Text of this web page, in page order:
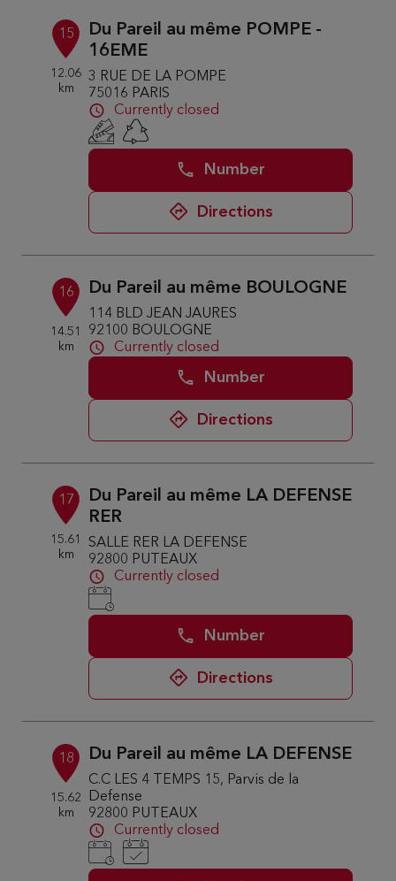
15
12.06
km
Du Pareil au même POMPE -
16EME
3 RUE DE LA POMPE
75016 PARIS
Currently closed
Number
Directions
16
14.51
km
Du Pareil au même BOULOGNE
114 BLD JEAN JAURES
92100 BOULOGNE
Currently closed
Number
Directions
17
15.61
km
Du Pareil au même LA DEFENSE
RER
SALLE RER LA DEFENSE
92800 PUTEAUX
Currently closed
Number
Directions
18
15.62
km
Du Pareil au même LA DEFENSE
C.C LES 4 TEMPS 15, Parvis de la
Defense
92800 PUTEAUX
Currently closed